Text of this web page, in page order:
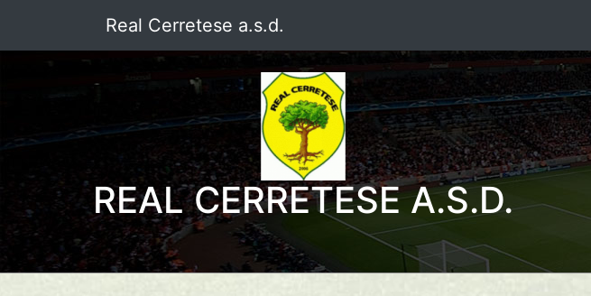
Real Cerretese a.s.d.
REAL CERRETESE A.S.D.